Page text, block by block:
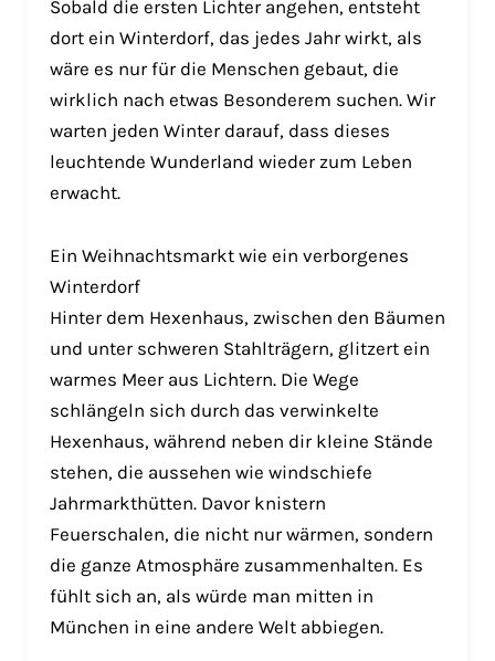
Sobald die ersten Lichter angehen, entsteht
dort ein Winterdorf, das jedes Jahr wirkt, als
wäre es nur für die Menschen gebaut, die
wirklich nach etwas Besonderem suchen. Wir
warten jeden Winter darauf, dass dieses
leuchtende Wunderland wieder zum Leben
erwacht.
Ein Weihnachtsmarkt wie ein verborgenes
Winterdorf
Hinter dem Hexenhaus, zwischen den Bäumen
und unter schweren Stahlträgern, glitzert ein
warmes Meer aus Lichtern. Die Wege
schlängeln sich durch das verwinkelte
Hexenhaus, während neben dir kleine Stände
stehen, die aussehen wie windschiefe
Jahrmarkthütten. Davor knistern
Feuerschalen, die nicht nur wärmen, sondern
die ganze Atmosphäre zusammenhalten. Es
fühlt sich an, als würde man mitten in
München in eine andere Welt abbiegen.